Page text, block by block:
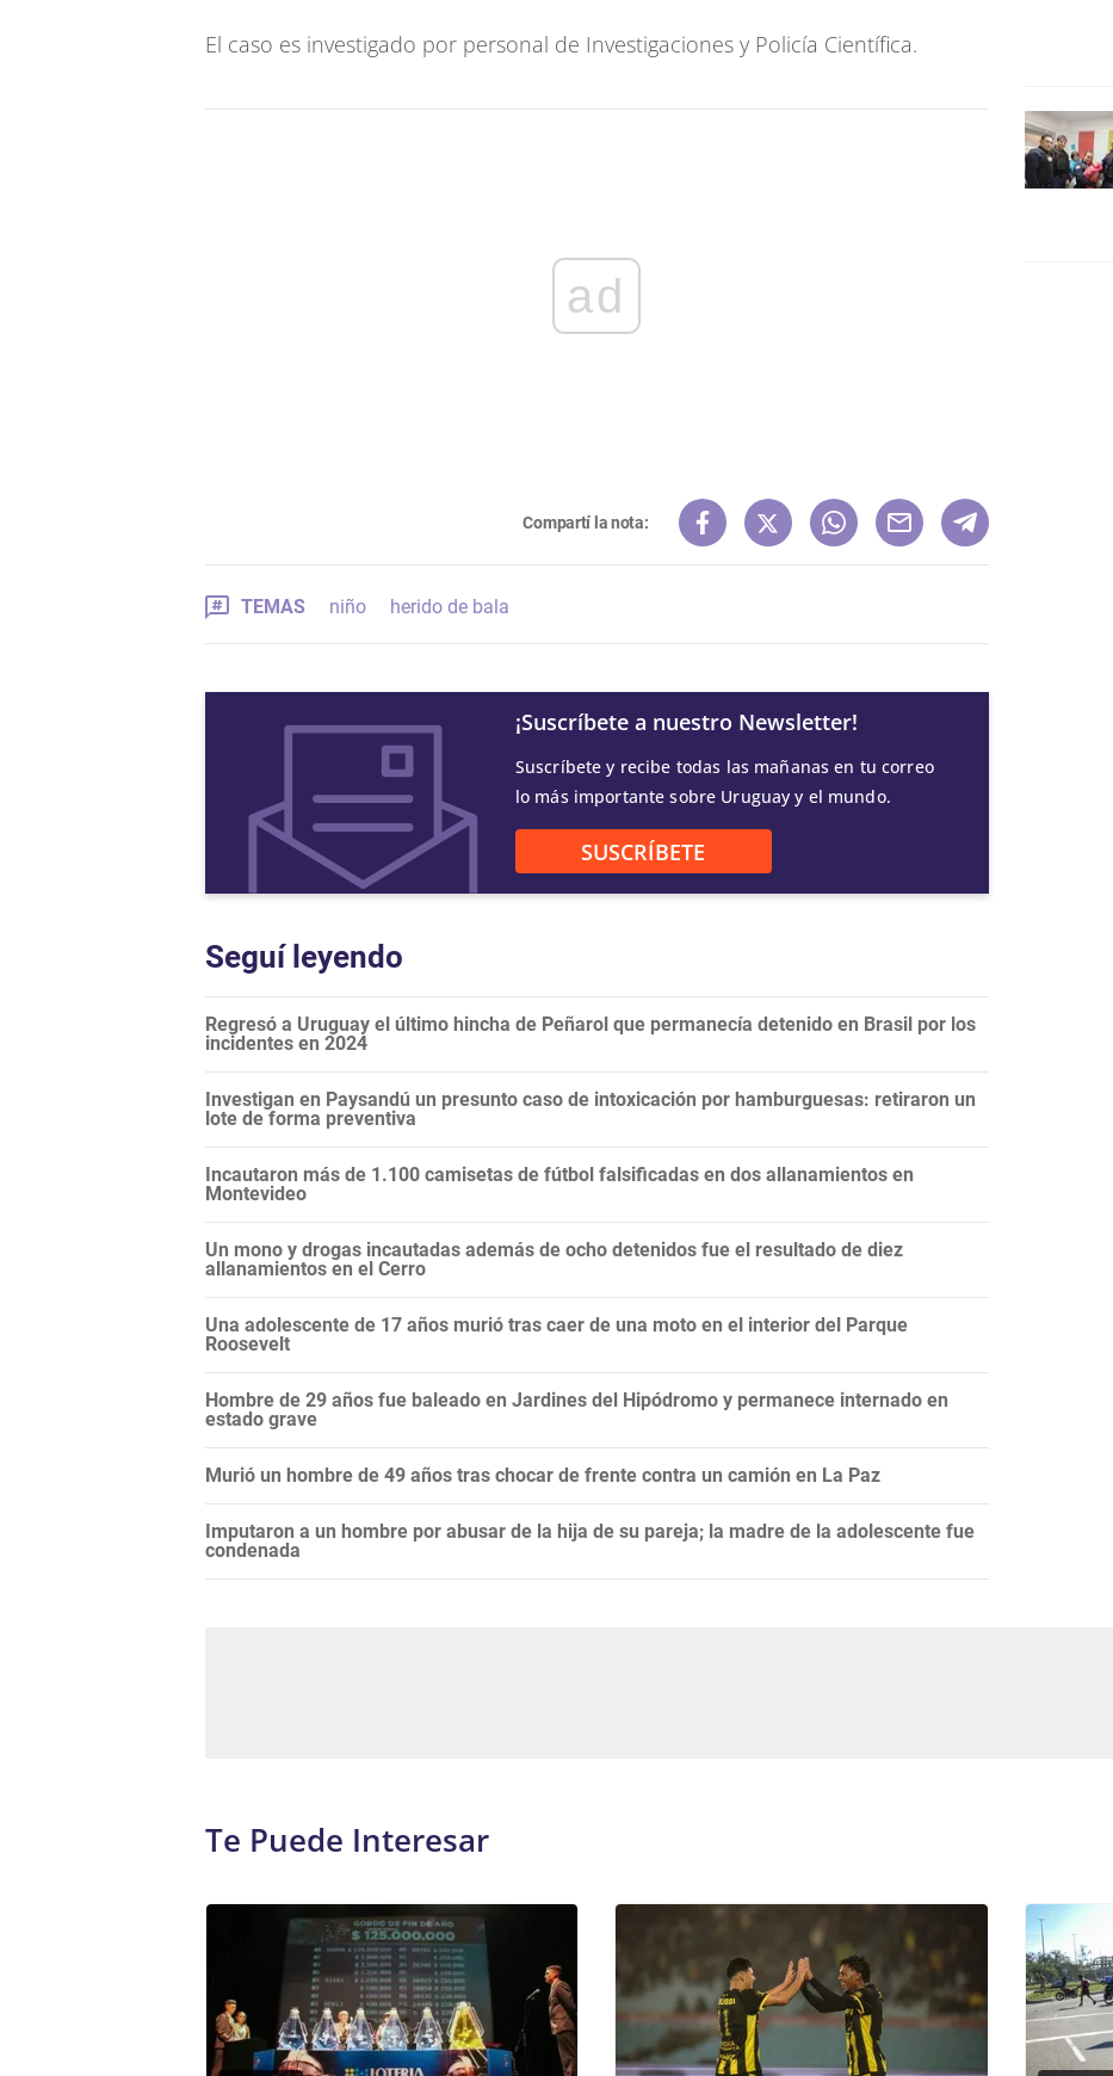
El caso es investigado por personal de Investigaciones y Policía Científica.
ad
Compartí la nota:
TEMAS niño herido de bala
¡Suscríbete a nuestro Newsletter!
Suscríbete y recibe todas las mañanas en tu correo
lo más importante sobre Uruguay y el mundo.
SUSCRÍBETE
Seguí leyendo
Regresó a Uruguay el último hincha de Peñarol que permanecía detenido en Brasil por los
incidentes en 2024
Investigan en Paysandú un presunto caso de intoxicación por hamburguesas: retiraron un
lote de forma preventiva
Incautaron más de 1.100 camisetas de fútbol falsificadas en dos allanamientos en
Montevideo
Un mono y drogas incautadas además de ocho detenidos fue el resultado de diez
allanamientos en el Cerro
Una adolescente de 17 años murió tras caer de una moto en el interior del Parque
Roosevelt
Hombre de 29 años fue baleado en Jardines del Hipódromo y permanece internado en
estado grave
Murió un hombre de 49 años tras chocar de frente contra un camión en La Paz
Imputaron a un hombre por abusar de la hija de su pareja; la madre de la adolescente fue
condenada
Te Puede Interesar